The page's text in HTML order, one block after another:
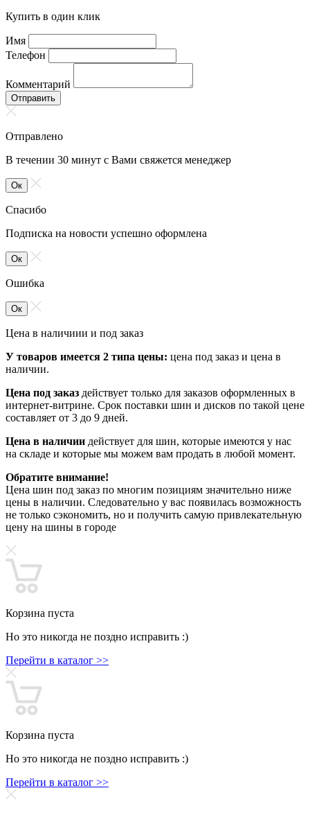
Купить в один клик
Имя
Телефон
Комментарий
Отправить
Отправлено
В течении 30 минут с Вами свяжется менеджер
Ок
Спасибо
Подписка на новости успешно оформлена
Ок
Ошибка
Ок
Цена в наличиии и под заказ
У товаров имеется 2 типа цены: цена под заказ и цена в
наличии.
Цена под заказ действует только для заказов оформленных в
интернет-витрине. Срок поставки шин и дисков по такой цене
составляет от 3 до 9 дней.
Цена в наличии действует для шин, которые имеются у нас
на складе и которые мы можем вам продать в любой момент.
Обратите внимание!
Цена шин под заказ по многим позициям значительно ниже
цены в наличии. Следовательно у вас появилась возможность
не только сэкономить, но и получить самую привлекательную
цену на шины в городе
Корзина пуста
Но это никогда не поздно исправить :)
Перейти в каталог >>
Корзина пуста
Но это никогда не поздно исправить :)
Перейти в каталог >>